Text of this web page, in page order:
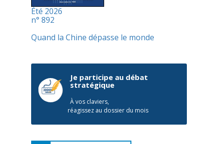
Été 2026
n° 892
Quand la Chine dépasse le monde
Je participe au débat
stratégique
À vos claviers,
réagissez au dossier du mois